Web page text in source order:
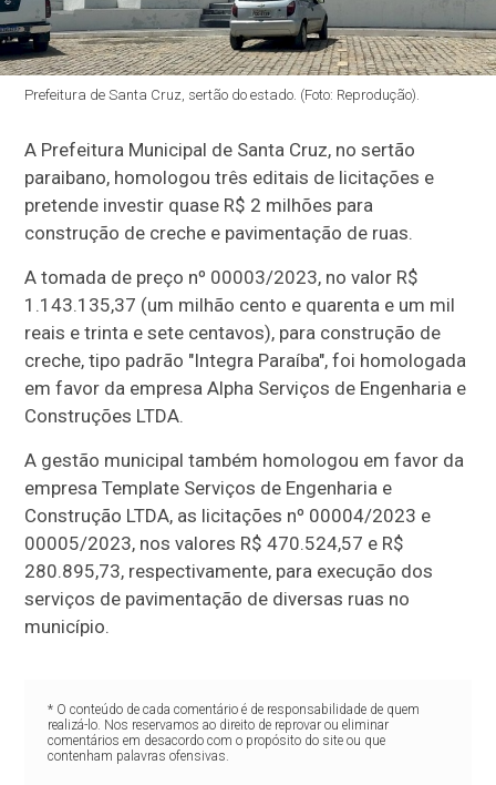
Prefeitura de Santa Cruz, sertão do estado. (Foto: Reprodução).
A Prefeitura Municipal de Santa Cruz, no sertão
paraibano, homologou três editais de licitações e
pretende investir quase R$ 2 milhões para
construção de creche e pavimentação de ruas.
A tomada de preço nº 00003/2023, no valor R$
1.143.135,37 (um milhão cento e quarenta e um mil
reais e trinta e sete centavos), para construção de
creche, tipo padrão "Integra Paraíba", foi homologada
em favor da empresa Alpha Serviços de Engenharia e
Construções LTDA.
A gestão municipal também homologou em favor da
empresa Template Serviços de Engenharia e
Construção LTDA, as licitações nº 00004/2023 e
00005/2023, nos valores R$ 470.524,57 e R$
280.895,73, respectivamente, para execução dos
serviços de pavimentação de diversas ruas no
município.
* O conteúdo de cada comentário é de responsabilidade de quem
realizá-lo. Nos reservamos ao direito de reprovar ou eliminar
comentários em desacordo com o propósito do site ou que
contenham palavras ofensivas.